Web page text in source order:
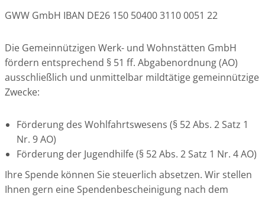
GWW GmbH IBAN DE26 150 50400 3110 0051 22
Die Gemeinnützigen Werk- und Wohnstätten GmbH
fördern entsprechend § 51 ff. Abgabenordnung (AO)
ausschließlich und unmittelbar mildtätige gemeinnützige
Zwecke:
Förderung des Wohlfahrtswesens (§ 52 Abs. 2 Satz 1
Nr. 9 AO)
Förderung der Jugendhilfe (§ 52 Abs. 2 Satz 1 Nr. 4 AO)
Ihre Spende können Sie steuerlich absetzen. Wir stellen
Ihnen gern eine Spendenbescheinigung nach dem